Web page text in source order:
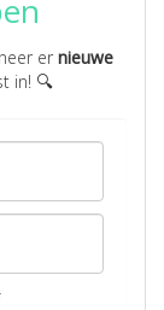
er nieuwe
in! 🔍